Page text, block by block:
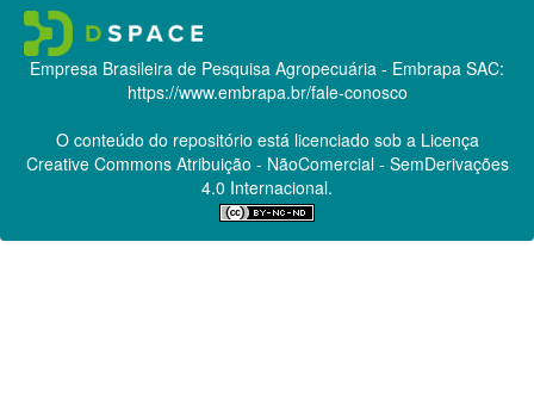
Empresa Brasileira de Pesquisa Agropecuária - Embrapa SAC:
https://www.embrapa.br/fale-conosco
O conteúdo do repositório está licenciado sob a Licença
Creative CommonsAtribuição - NãoComercial - SemDerivações
4.0 Internacional.